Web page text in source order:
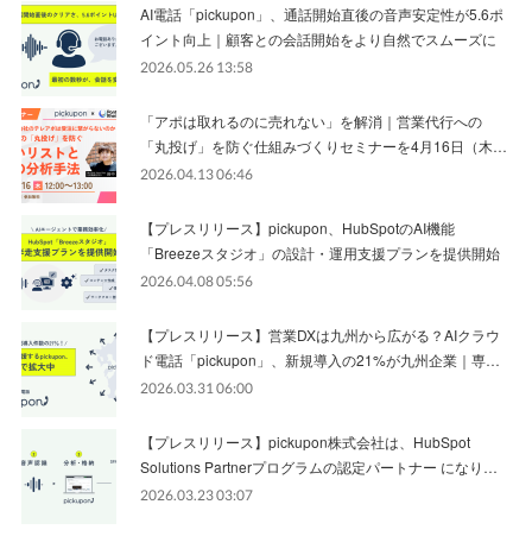
AI電話「pickupon」、通話開始直後の音声安定性が5.6ポ
イント向上｜顧客との会話開始をより自然でスムーズに
2026.05.26 13:58
「アポは取れるのに売れない」を解消｜営業代行への
「丸投げ」を防ぐ仕組みづくりセミナーを4月16日（木…
2026.04.13 06:46
【プレスリリース】pickupon、HubSpotのAI機能
「Breezeスタジオ」の設計・運用支援プランを提供開始
2026.04.08 05:56
【プレスリリース】営業DXは九州から広がる？AIクラウ
ド電話「pickupon」、新規導入の21%が九州企業｜専…
2026.03.31 06:00
【プレスリリース】pickupon株式会社は、HubSpot
Solutions Partnerプログラムの認定パートナー になり…
2026.03.23 03:07